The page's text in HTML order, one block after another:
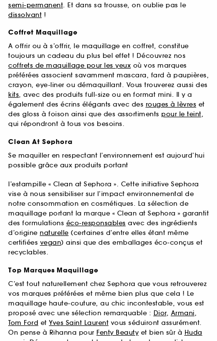
semi-permanent. Et dans sa trousse, on oublie pas le
dissolvant !
Coffret Maquillage
A offrir ou à s’offrir, le maquillage en coffret, constitue
toujours un cadeau du plus bel effet ! Découvrez nos
coffrets de maquillage pour les yeux où vos marques
préférées associent savamment mascara, fard à paupières,
crayon, eye-liner ou démaquillant. Vous trouverez aussi des
kits, avec des produits full-size ou en format mini. Il y a
également des écrins élégants avec des rouges à lèvres et
des gloss à foison ainsi que des assortiments pour le teint,
qui répondront à tous vos besoins.
Clean At Sephora
Se maquiller en respectant l’environnement est aujourd’hui
possible grâce aux produits portant
l’estampille « Clean at Sephora ». Cette initiative Sephora
vise à nous sensibiliser sur l’impact environnemental de
notre consommation en cosmétiques. La sélection de
maquillage portant la marque « Clean at Sephora » garantit
des formulations éco-responsables avec des ingrédients
d’origine naturelle (certaines d’entre elles étant même
certifiées vegan) ainsi que des emballages éco-conçus et
recyclables.
Top Marques Maquillage
C’est tout naturellement chez Sephora que vous retrouverez
vos marques préférées et même bien plus que cela ! Le
maquillage haute-couture, au chic incontestable, vous est
proposé avec une sélection remarquable : Dior, Armani,
Tom Ford et Yves Saint Laurent vous séduiront assurément.
On pense à Rihanna pour Fenty Beautyet bien sûr à Huda